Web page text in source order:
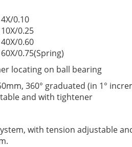
0.10
0.25
0.60
0.75(Spring)
locating on ball bearing
360° graduated (in 1°
and with tightener
with tension adjustable